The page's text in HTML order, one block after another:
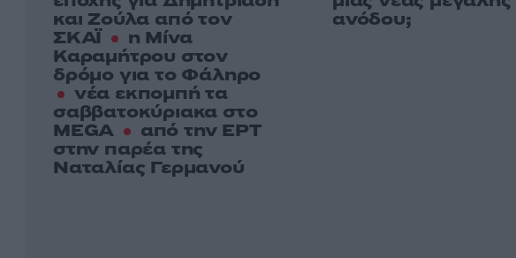
και Ζούλα από τον
ΣΚΑΪ η Μίνα
Καραμήτρου στον
δρόμο για το Φάληρο
νέα εκπομπή τα
σαββατοκύριακα στο
MEGA από την ΕΡΤ
στην παρέα της
Ναταλίας Γερμανού
ανόδου;